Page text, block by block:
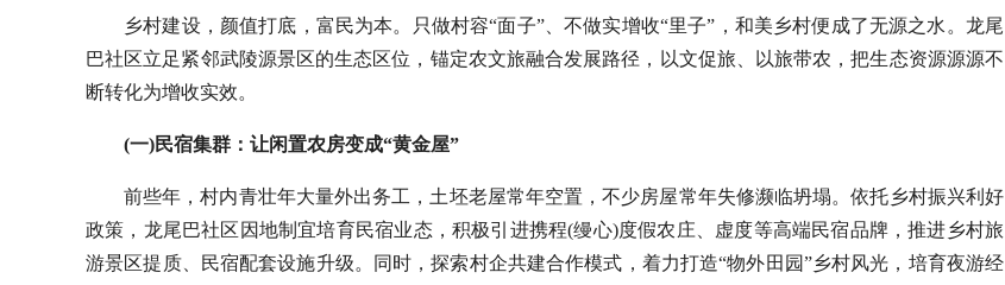
乡村建设，颜值打底，富民为本。只做村容“面子”、不做实增收“里子”，和美乡村便成了无源之水。龙尾
巴社区立足紧邻武陵源景区的生态区位，锚定农文旅融合发展路径，以文促旅、以旅带农，把生态资源源源不
断转化为增收实效。
(一)民宿集群：让闲置农房变成“黄金屋”
前些年，村内青壮年大量外出务工，土坯老屋常年空置，不少房屋常年失修濒临坍塌。依托乡村振兴利好
政策，龙尾巴社区因地制宜培育民宿业态，积极引进携程(缦心)度假农庄、虚度等高端民宿品牌，推进乡村旅
游景区提质、民宿配套设施升级。同时，探索村企共建合作模式，着力打造“物外田园”乡村风光，培育夜游经